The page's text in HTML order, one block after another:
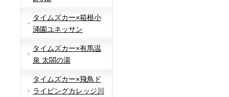
タイムズカー×箱根小
涌園ユネッサン
タイムズカー×有馬温
泉 太閤の湯
タイムズカー×飛鳥ド
ライビングカレッジ川